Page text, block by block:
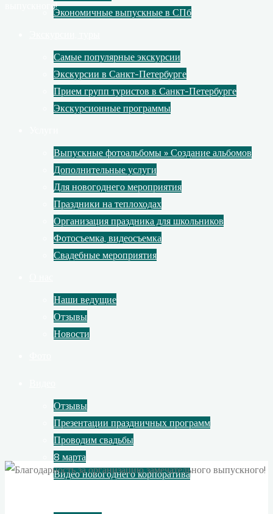
Экономичные выпускные в СПб
Самые популярные экскурсии
Экскурсии в Санкт-Петербурге
Прием групп туристов в Санкт-Петербурге
Экскурсионные программы
Выпускные фотоальбомы » Создание альбомов
Дополнительные услуги
Для новогоднего мероприятия
Праздники на теплоходах
Организация праздника для школьников
Фотосъемка, видеосъемка
Свадебные мероприятия
Наши ведущие
Отзывы
Новости
Отзывы
Презентации праздничных программ
Проводим свадьбы
8 марта
Видео новогоднего корпоратива
выпускного!